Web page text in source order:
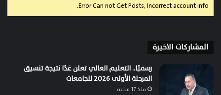
Error Can not Get Posts, Incorrect account info.
المشاركات الاخيرة
رسميًا.. التعليم العالي تعلن غدًا نتيجة تنسيق
المرحلة الأولى 2026 للجامعات
منذ 17 ساعة